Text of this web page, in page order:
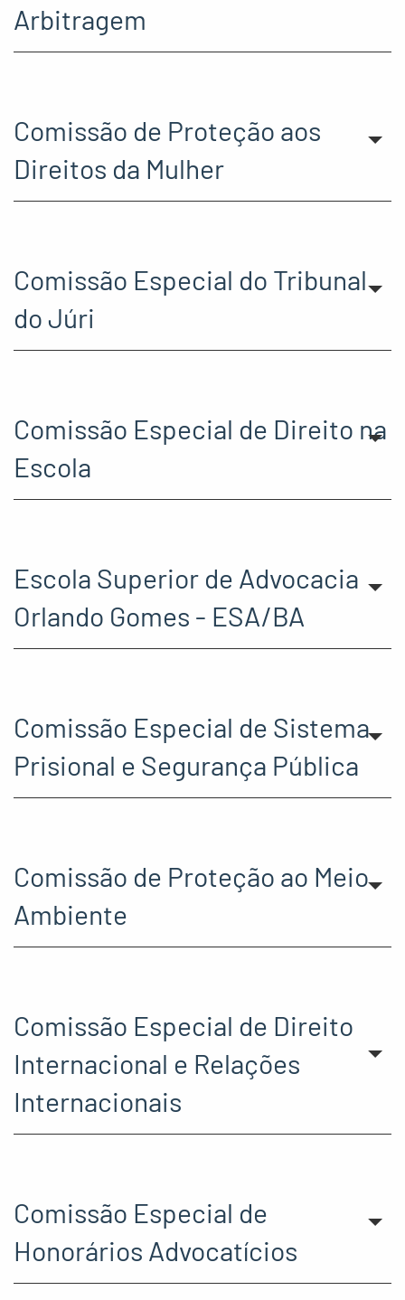
Arbitragem
Comissão de Proteção aos
Direitos da Mulher
Comissão Especial do Tribunal
do Júri
Comissão Especial de Direito na
Escola
Escola Superior de Advocacia
Orlando Gomes - ESA/BA
Comissão Especial de Sistema
Prisional e Segurança Pública
Comissão de Proteção ao Meio
Ambiente
Comissão Especial de Direito
Internacional e Relações
Internacionais
Comissão Especial de
Honorários Advocatícios